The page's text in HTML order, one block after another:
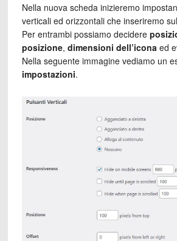
Nella nuova scheda inizieremo
verticali ed orizzontali che inseriremo
Per entrambi possiamo decidere
posizione, dimensioni dell’icona ed
Nella seguente immagine vediamo un
impostazioni.